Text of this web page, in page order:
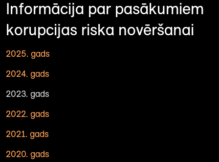
Informācija par pasākumiem
korupcijas riska novēršanai
2025. gads
2024. gads
2023. gads
2022. gads
2021. gads
2020. gads